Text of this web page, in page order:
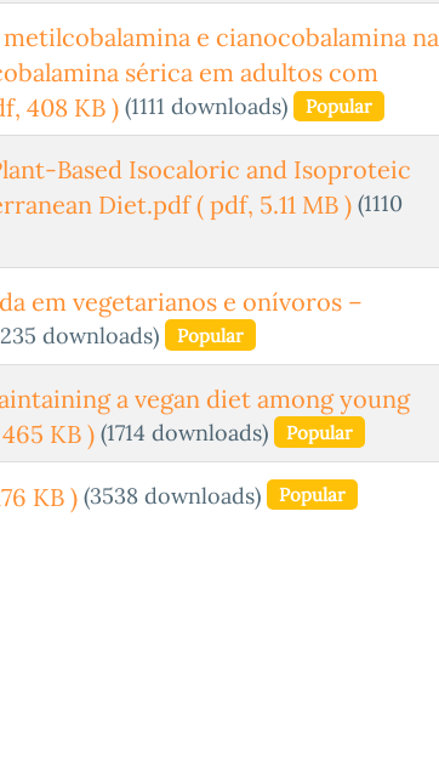
e cianocobalamina na
sérica em adultos com
408 KB ) (1111 downloads) Popular
Based Isocaloric and Isoproteic
Diet.pdf ( pdf, 5.11 MB ) (1110
em vegetarianos e onívoros –
downloads) Popular
a vegan diet among young
KB ) (1714 downloads) Popular
KB ) (3538 downloads) Popular